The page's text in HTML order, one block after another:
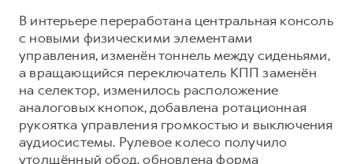
В интерьере переработана центральная консоль
с новыми физическими элементами
управления, изменён тоннель между сиденьями,
а вращающийся переключатель КПП заменён
на селектор, изменилось расположение
аналоговых кнопок, добавлена ротационная
рукоятка управления громкостью и выключения
аудиосистемы. Рулевое колесо получило
утолщённый обод, обновлена форма